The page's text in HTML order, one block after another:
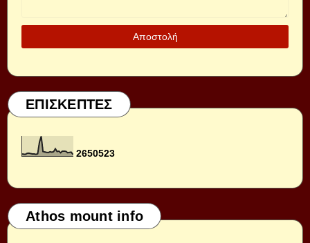
ΕΠΙΣΚΕΠΤΕΣ
2650523
Athos mount info